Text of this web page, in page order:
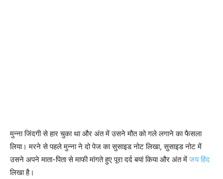
मुन्ना जिंदगी से हार चुका था और अंत में उसने मौत को गले लगाने का फैसला
लिया। मरने से पहले मुन्ना ने दो पेज का सुसाइड नोट लिखा, सुसाइड नोट में
उसने अपने माता-पिता से माफी मांगते हुए पूरा दर्द बयां किया और अंत मेंजय हिंद
लिखा है।